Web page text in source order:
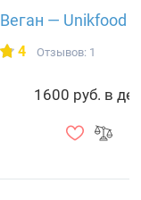
Веган — Unikfood
4 Отзывов: 1
1600 руб. в